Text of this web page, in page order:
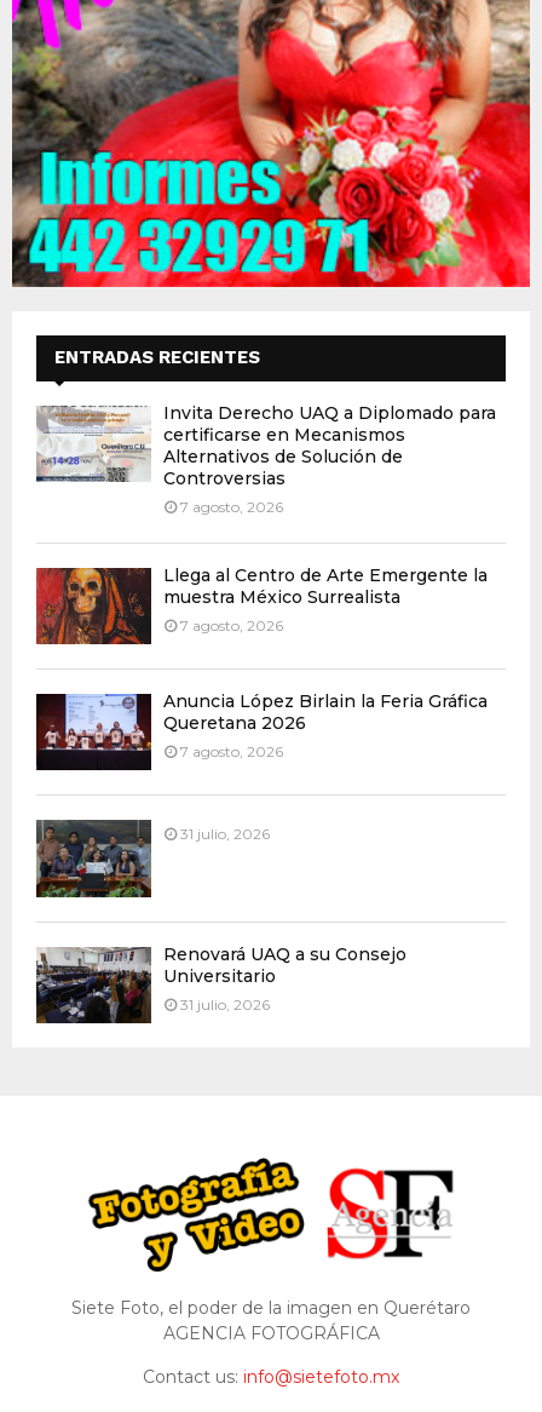
ENTRADAS RECIENTES
Invita Derecho UAQ a Diplomado para
certificarse en Mecanismos
Alternativos de Solución de
Controversias
7 agosto, 2026
Llega al Centro de Arte Emergente la
muestra México Surrealista
7 agosto, 2026
Anuncia López Birlain la Feria Gráfica
Queretana 2026
7 agosto, 2026
31 julio, 2026
Renovará UAQ a su Consejo
Universitario
31 julio, 2026
Siete Foto, el poder de la imagen en Querétaro
AGENCIA FOTOGRÁFICA
Contact us: info@sietefoto.mx